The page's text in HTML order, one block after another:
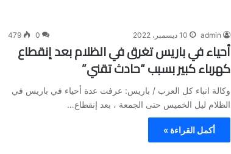
admin 10 ديسمبر، 2022 0
479
أحياء في باريس تغرق في الظلام بعد إنقطاع
كهرباء كبير بسبب “حادث تقني”
وكالة انباء كل العرب / باريس: عرفت عدة أحياء في باريس في
الظلام ليل الخميس حتى الجمعة ، بعد إنقطاع…
أكمل القراءة »